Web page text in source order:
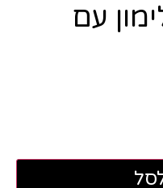
עם